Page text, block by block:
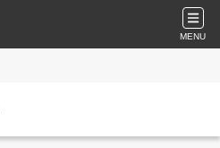
MENU